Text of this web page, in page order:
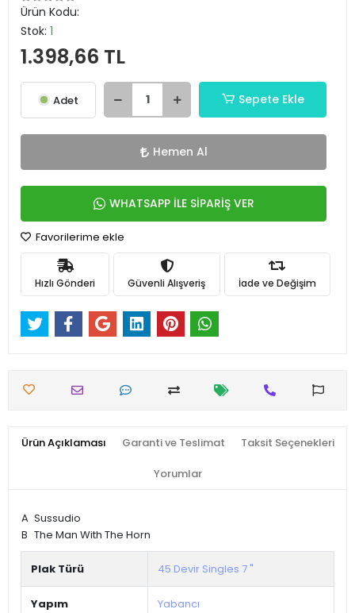
Ürün Kodu:
Stok: 1
1.398,66 TL
Adet Sepete Ekle
Hemen Al
WHATSAPP İLE SİPARİŞ VER
Favorilerime ekle
Hızlı Gönderi Güvenli Alışveriş İade ve Değişim
Ürün Açıklaması Garanti ve Teslimat Taksit Seçenekleri
Yorumlar
A Sussudio
B The Man With The Horn
Plak Türü 45 Devir Singles 7 "
Yapım Yabancı